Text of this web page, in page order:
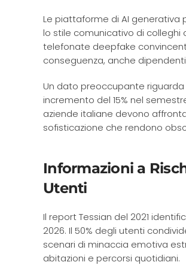
Le piattaforme di AI
lo stile comunicativo di colleghi
telefonate deepfake
conseguenza, anche
Un dato preoccupante riguarda
incremento del 15% nel
aziende italiane devono
sofisticazione che rendono
Informazioni a
Utenti
Il report Tessian del 2021
2026. Il 50% degli utenti
scenari di minaccia emotiva
abitazioni e percorsi quotidiani.